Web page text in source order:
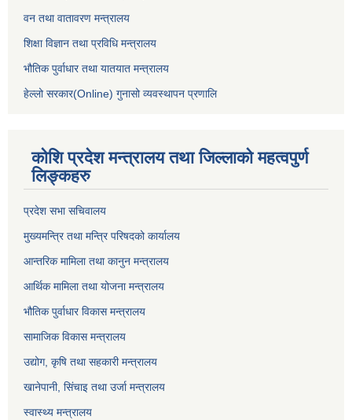
वन तथा वातावरण मन्त्रालय
शिक्षा विज्ञान तथा प्रविधि मन्त्रालय
भौतिक पुर्वाधार तथा यातयात मन्त्रालय
हेल्लो सरकार(Online) गुनासो व्यवस्थापन प्रणालि
कोशि प्रदेश मन्त्रालय तथा जिल्लाको महत्वपुर्ण
लिङ्कहरु
प्रदेश सभा सचिवालय
मुख्यमन्त्रि तथा मन्त्रि परिषदको कार्यालय
आन्तरिक मामिला तथा कानुन मन्त्रालय
आर्थिक मामिला तथा योजना मन्त्रालय
भौतिक पुर्वाधार विकास मन्त्रालय
सामाजिक विकास मन्त्रालय
उद्योग, कृषि तथा सहकारी मन्त्रालय
खानेपानी, सिंचाइ तथा उर्जा मन्त्रालय
स्वास्थ्य मन्त्रालय